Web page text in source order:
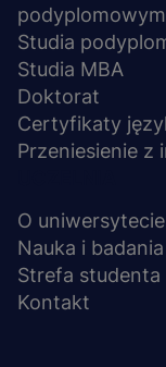
Studia
Studia MBA
Doktorat
Certyfikaty
Przeniesienie z
O uniwersytecie
Nauka i badania
Strefa studenta
Kontakt